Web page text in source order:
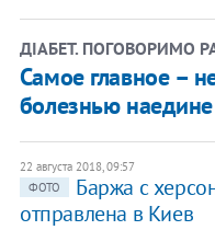
ДІАБЕТ. ПОГОВОРИМО
Самое главное –
болезнью наедине
22 августа 2018, 09:57
ФОТО
Баржа с
отправлена в Киев